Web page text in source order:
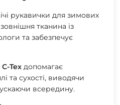
рукавички для зимових
тканина із
та забезпечує
С-Tex допомагає
та сухості, виводячи
всередину.